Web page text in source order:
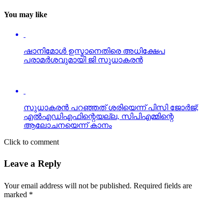
You may like
ഷാനിമോള്‍ ഉസ്മാനെതിരെ അധിക്ഷേപ
പരാമര്‍ശവുമായി ജി സുധാകരന്‍
സുധാകരന്‍ പറഞ്ഞത് ശരിയെന്ന് പിസി ജോര്‍ജ്;
എല്‍എഡിഎഫിന്റെയല്ല, സിപിഎമ്മിന്റെ
ആലോചനയെന്ന് കാനം
Click to comment
Your email address will not be published.
Comment